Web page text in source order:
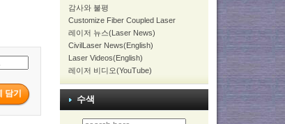
감사와 불평
Customize Fiber Coupled Laser
레이저 뉴스(Laser News)
CivilLaser News(English)
Laser Videos(English)
레이저 비디오(YouTube)
수색